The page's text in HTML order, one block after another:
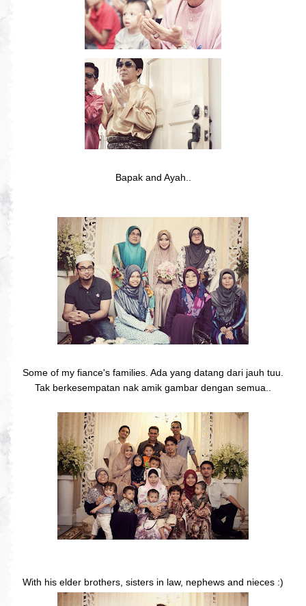
Bapak and Ayah..
Some of my fiance's families. Ada yang datang dari jauh tuu.
Tak berkesempatan nak amik gambar dengan semua..
With his elder brothers, sisters in law, nephews and nieces :)